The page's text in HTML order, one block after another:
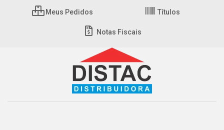
Meus Pedidos Títulos
Notas Fiscais